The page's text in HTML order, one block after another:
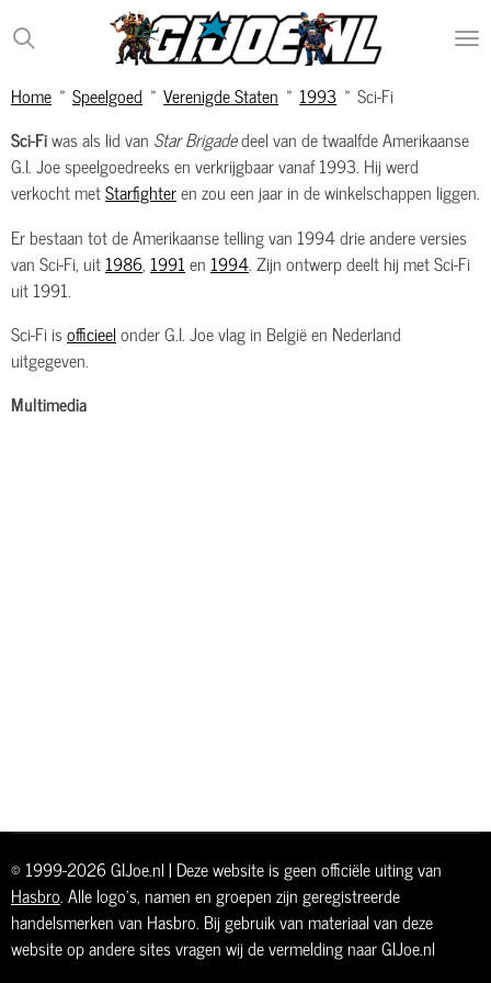
Ga
direct
de
Home » Speelgoed » Verenigde Staten » 1993 » Sci-Fi
Sci-Fiwas als lid van Star Brigadedeel van de twaalfde Amerikaanse
G.I. Joe speelgoedreeks en verkrijgbaar vanaf 1993. Hij werd
verkocht metStarfighteren zou een jaar in de winkelschappen liggen.
Er bestaan tot de Amerikaanse telling van 1994 drie andere versies
van Sci-Fi, uit1986, 1991en 1994. Zijn ontwerp deelt hij met Sci-Fi
uit 1991.
Sci-Fi isofficieelonder G.I. Joe vlag in België en Nederland
uitgegeven.
Multimedia
© 1999-2026 GIJoe.nl | Deze website is geen officiële uiting van
Hasbro. Alle logo's, namen en groepen zijn geregistreerde
handelsmerken van Hasbro. Bij gebruik van materiaal van deze
website op andere sites vragen wij de vermelding naar GIJoe.nl